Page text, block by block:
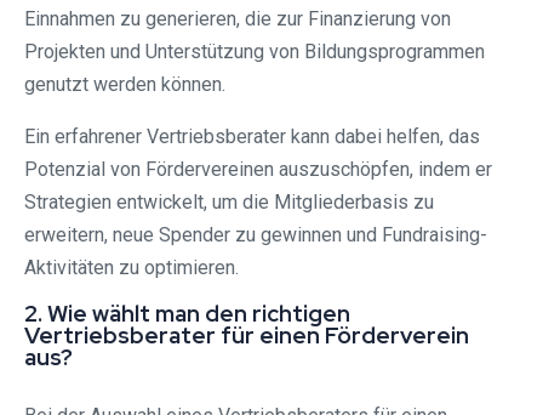
Einnahmen zu generieren, die zur Finanzierung von
Projekten und Unterstützung von Bildungsprogrammen
genutzt werden können.
Ein erfahrener Vertriebsberater kann dabei helfen, das
Potenzial von Fördervereinen auszuschöpfen, indem er
Strategien entwickelt, um die Mitgliederbasis zu
erweitern, neue Spender zu gewinnen und Fundraising-
Aktivitäten zu optimieren.
2. Wie wählt man den richtigen
Vertriebsberater für einen Förderverein
aus?